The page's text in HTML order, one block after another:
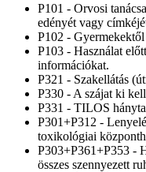
P101 - Orvosi
edényét vagy
P102 -
P103 - Használat
információkat.
P321 - Szakellátás
P330 - A szájat ki
P331 - TILOS
P301+P312 -
toxikológiai
P303+P361+P353 -
összes szennyezett